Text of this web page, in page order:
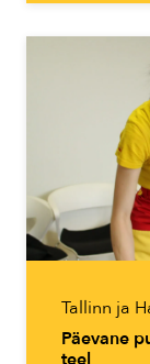
Tallinn ja
Päevane